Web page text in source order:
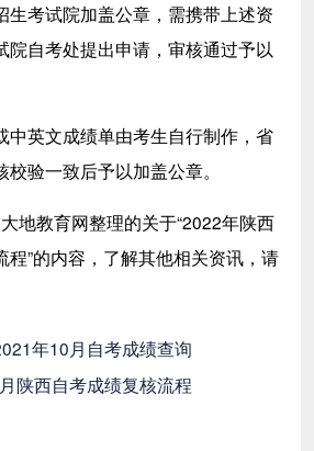
试院加盖公章，需携带上述资
院自考处提出申请，审核通过予以
文成绩单由考生自行制作，省
验一致后予以加盖公章。
地教育网整理的关于“2022年陕西
程”的内容，了解其他相关资讯，请
年10月自考成绩查询
陕西自考成绩复核流程